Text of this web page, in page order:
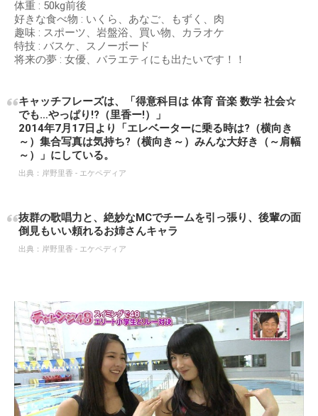
体重 : 50kg前後
好きな食べ物 : いくら、あなご、もずく、肉
趣味 : スポーツ、岩盤浴、買い物、カラオケ
特技 : バスケ、スノーボード
将来の夢 : 女優、バラエティにも出たいです！！
キャッチフレーズは、「得意科目は 体育 音楽 数学 社会☆
でも…やっぱり!?（里香ー!）」
2014年7月17日より「エレベーターに乗る時は?（横向き
～）集合写真は気持ち?（横向き～）みんな大好き（～肩幅
～）」にしている。
出典： 岸野里香 - エケペディア
抜群の歌唱力と、絶妙なMCでチームを引っ張り、後輩の面
倒見もいい頼れるお姉さんキャラ
出典： 岸野里香 - エケペディア